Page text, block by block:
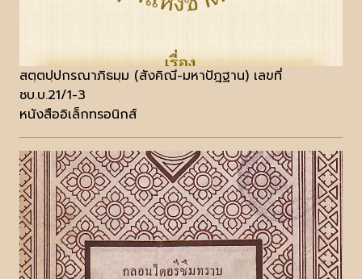
สตฺตปฺปกรณาภิธมฺม (สังคิณี-มหาปัฎฐาน) เลขที่
ชบ.บ.21/1-3
หนังสืออิเล็กทรอนิกส์